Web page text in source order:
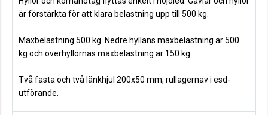
är förstärkta för att klara belastning upp till 500 kg.
Maxbelastning 500 kg. Nedre hyllans maxbelastning är 500
kg och överhyllornas maxbelastning är 150 kg.
Två fasta och två länkhjul 200x50 mm, rullagernav i esd-
utförande.